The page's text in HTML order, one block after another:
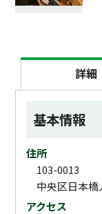
詳細
基本情報
住所
103-0013
中央区日本
アクセス